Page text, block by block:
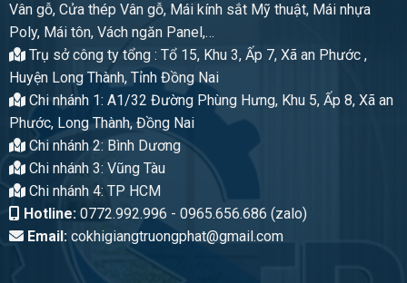
Vân gỗ, Cửa thép Vân gỗ, Mái kính sắt Mỹ thuật, Mái nhựa
Poly, Mái tôn, Vách ngăn Panel,…
Trụ sở công ty tổng : Tổ 15, Khu 3, Ấp 7, Xã an Phước ,
Huyện Long Thành, Tỉnh Đồng Nai
Chi nhánh 1: A1/32 Đường Phùng Hưng, Khu 5, Ấp 8, Xã an
Phước, Long Thành, Đồng Nai
Chi nhánh 2: Bình Dương
Chi nhánh 3: Vũng Tàu
Chi nhánh 4: TP HCM
Hotline:0772.992.996 - 0965.656.686 (zalo)
Email:cokhigiangtruongphat@gmail.com